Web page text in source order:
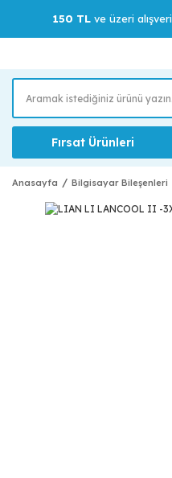
150 TLve üzeri
Fırsat Ürünleri
Anasayfa Bilgisayar Bileşenleri